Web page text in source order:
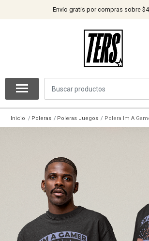
Envío gratis por compras sobre
Inicio Poleras Poleras Juegos Polera Im A